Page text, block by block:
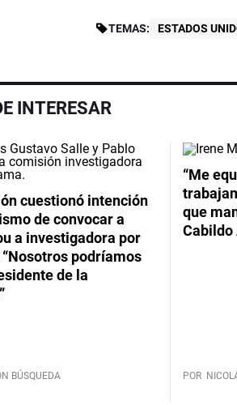
TEMAS: ESTADOS
INTERESAR
cuestionó intención
de convocar a
a investigadora por
podríamos
de la
BÚSQUEDA
“Me
que
Cabildo
POR